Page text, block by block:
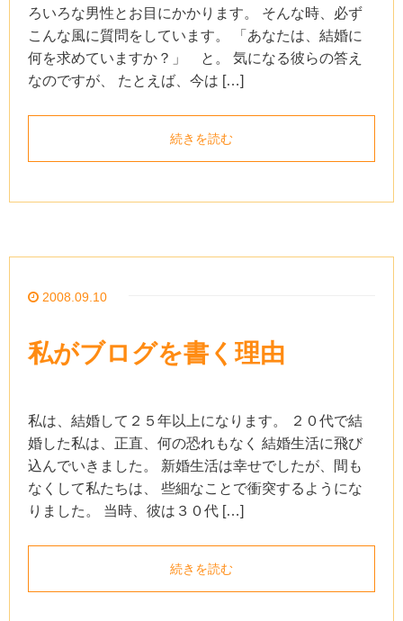
ろいろな男性とお目にかかります。 そんな時、必ず
こんな風に質問をしています。 「あなたは、結婚に
何を求めていますか？」 と。 気になる彼らの答え
なのですが、 たとえば、今は […]
続きを読む
2008.09.10
私がブログを書く理由
私は、結婚して２５年以上になります。 ２０代で結
婚した私は、正直、何の恐れもなく 結婚生活に飛び
込んでいきました。 新婚生活は幸せでしたが、間も
なくして私たちは、 些細なことで衝突するようにな
りました。 当時、彼は３０代 […]
続きを読む